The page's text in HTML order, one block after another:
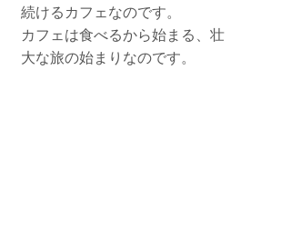
続けるカフェなのです。
​カフェは食べるから始まる、壮
大な旅の始まりなのです。